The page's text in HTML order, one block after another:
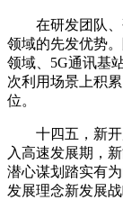
在研发团队、
领域的先发优势
领域、5G通讯基
次利用场景上积
位。
十四五，新开
入高速发展期，
潜心谋划踏实有
发展理念新发展